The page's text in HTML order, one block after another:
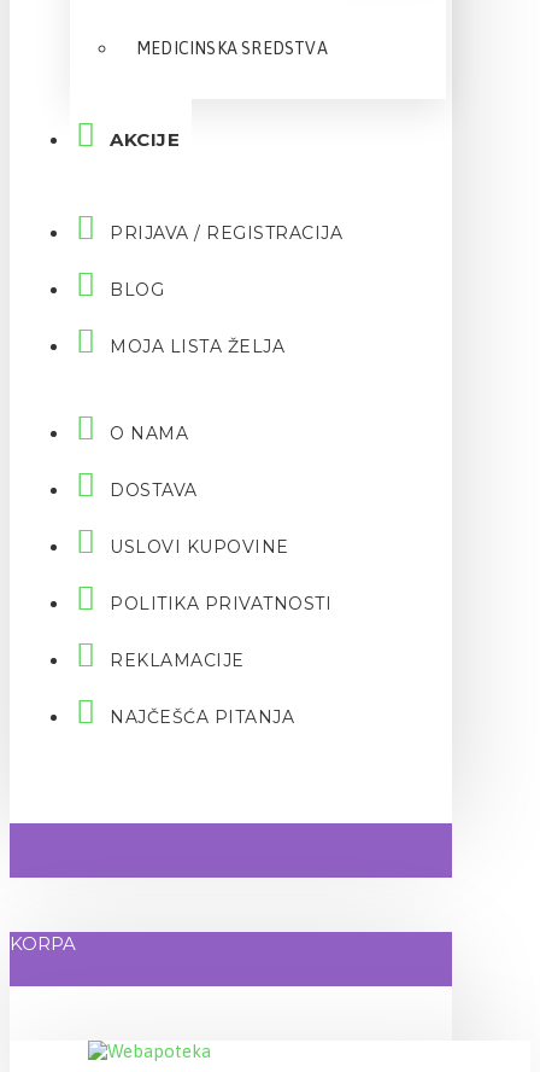
MEDICINSKA SREDSTVA
AKCIJE
PRIJAVA / REGISTRACIJA
BLOG
MOJA LISTA ŽELJA
O NAMA
DOSTAVA
USLOVI KUPOVINE
POLITIKA PRIVATNOSTI
REKLAMACIJE
NAJČEŠĆA PITANJA
KORPA